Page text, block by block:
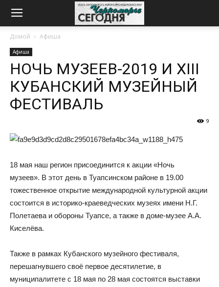
Домой Афиша
Афиша
НОЧЬ МУЗЕЕВ-2019 И ХIII
КУБАНСКИЙ МУЗЕЙНЫЙ
ФЕСТИВАЛЬ
9
18 мая наш регион присоединится к акции «Ночь
музеев». В этот день в Туапсинском районе в 19.00
тожественное открытие международной культурной акции
состоится в историко-краеведческих музеях имени Н.Г.
Полетаева и обороны Туапсе, а также в доме-музее А.А.
Киселёва.
Также в рамках Кубанского музейного фестиваля,
перешагнувшего своё первое десятилетие, в
муниципалитете с 18 мая по 28 мая состоятся выставки